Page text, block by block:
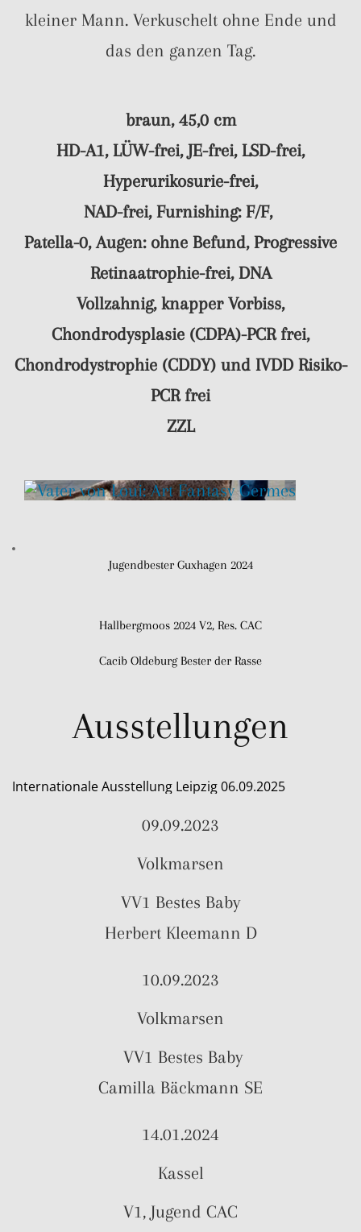
kleiner Mann. Verkuschelt ohne Ende und
das den ganzen Tag.
braun, 45,0 cm
HD-A1, LÜW-frei, JE-frei, LSD-frei,
Hyperurikosurie-frei,
NAD-frei, Furnishing: F/F,
Patella-0,Augen: ohne Befund, Progressive
Retinaatrophie-frei, DNA
Vollzahnig, knapper Vorbiss,
Chondrodysplasie (CDPA)-PCR frei,
Chondrodystrophie (CDDY) und IVDD Risiko-
PCR frei
ZZL
Jugendbester Guxhagen 2024
Hallbergmoos 2024 V2, Res. CAC
Cacib Oldeburg Bester der Rasse
Ausstellungen
Internationale Ausstellung Leipzig 06.09.2025
09.09.2023
Volkmarsen
VV1 Bestes Baby
Herbert Kleemann D
10.09.2023
Volkmarsen
VV1 Bestes Baby
Camilla Bäckmann SE
14.01.2024
Kassel
V1, Jugend CAC